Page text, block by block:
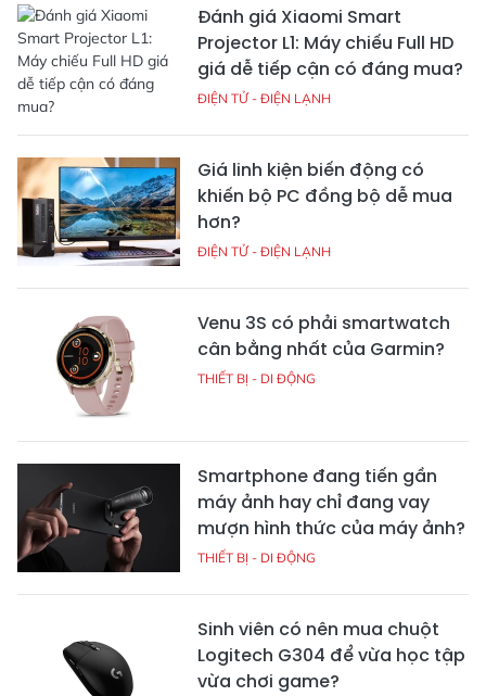
Đánh giá Xiaomi Smart
Projector L1: Máy chiếu Full HD
giá dễ tiếp cận có đáng mua?
ĐIỆN TỬ - ĐIỆN LẠNH
Giá linh kiện biến động có
khiến bộ PC đồng bộ dễ mua
hơn?
ĐIỆN TỬ - ĐIỆN LẠNH
Venu 3S có phải smartwatch
cân bằng nhất của Garmin?
THIẾT BỊ - DI ĐỘNG
Smartphone đang tiến gần
máy ảnh hay chỉ đang vay
mượn hình thức của máy ảnh?
THIẾT BỊ - DI ĐỘNG
Sinh viên có nên mua chuột
Logitech G304 để vừa học tập
vừa chơi game?